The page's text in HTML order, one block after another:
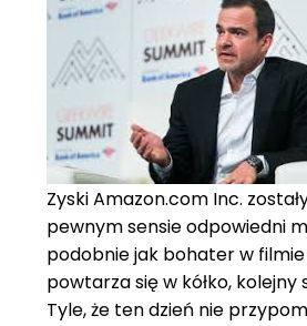
Zyski Amazon.com Inc.
pewnym sensie odpowiedni
podobnie jak bohater w
powtarza się w kółko,
Tyle, że ten dzień nie